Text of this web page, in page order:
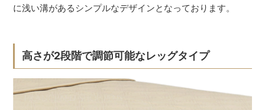
に浅い溝があるシンプルなデザインとなっております。
高さが2段階で調節可能なレッグタイプ